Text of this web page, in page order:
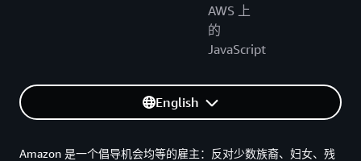
AWS 上
的
JavaScript
English
Amazon 是一个倡导机会均等的雇主：反对少数族裔、妇女、残